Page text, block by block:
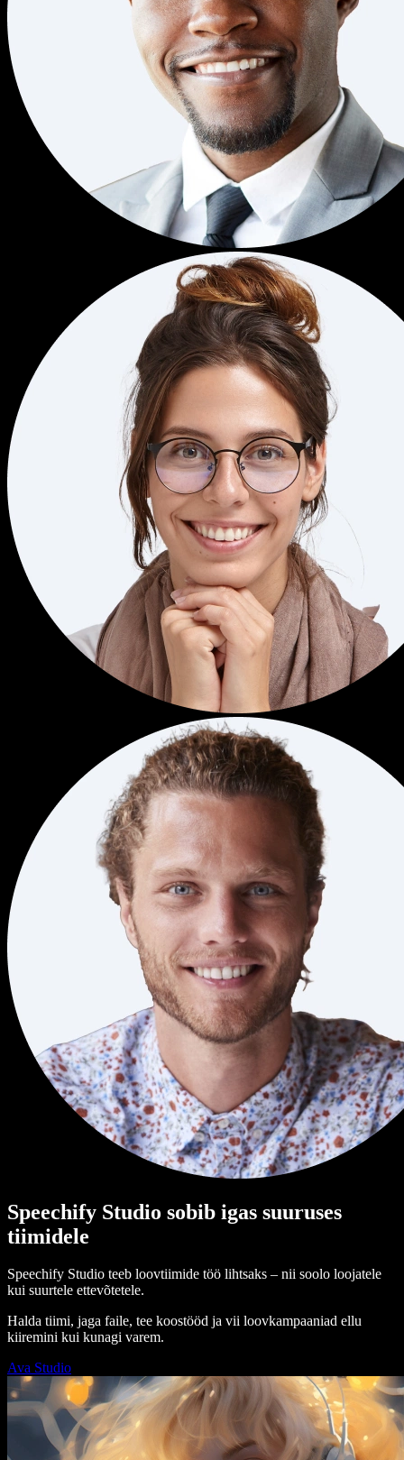
Speechify Studio sobib igas suuruses
tiimidele
Speechify Studio teeb loovtiimide töö lihtsaks – nii soolo loojatele
kui suurtele ettevõtetele.
Halda tiimi, jaga faile, tee koostööd ja vii loovkampaaniad ellu
kiiremini kui kunagi varem.
Ava Studio